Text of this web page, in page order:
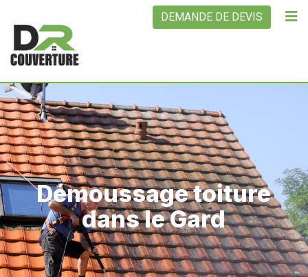
DEMANDE DE DEVIS
Démoussage toiture
dans le Gard